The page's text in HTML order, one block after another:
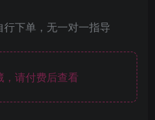
下单，无一对一指导
请付费后查看